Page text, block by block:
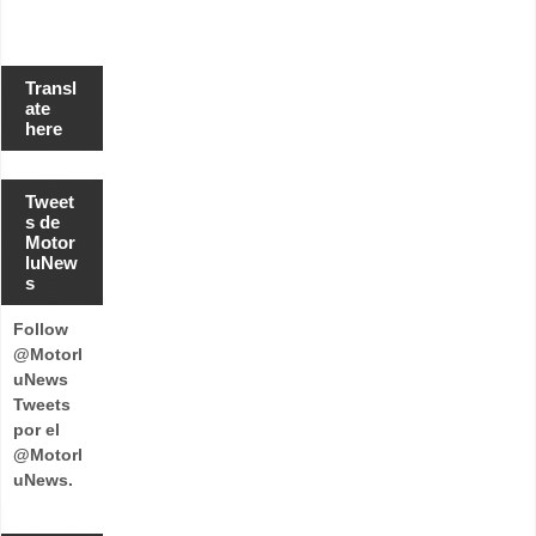
Transl
ate
here
Tweet
s de
Motor
luNew
s
Follow
@Motorl
uNews
Tweets
por el
@Motorl
uNews.